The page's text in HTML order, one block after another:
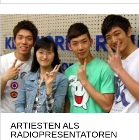
ARTIESTEN ALS
RADIOPRESENTATOREN